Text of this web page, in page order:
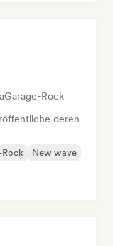
Garage-Rock
deren
New wave